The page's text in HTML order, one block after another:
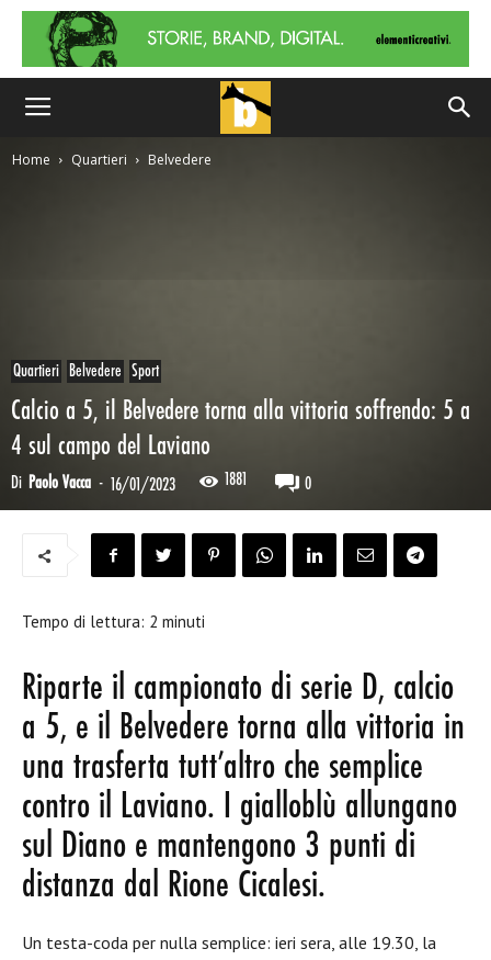
Home Quartieri Belvedere
Quartieri Belvedere Sport
Calcio a 5, il Belvedere torna alla vittoria soffrendo: 5 a
4 sul campo del Laviano
Di Paolo Vacca - 16/01/2023 1881 0
Tempo di lettura: 2 minuti
Riparte il campionato di serie D, calcio
a 5, e il Belvedere torna alla vittoria in
una trasferta tutt’altro che semplice
contro il Laviano. I gialloblù allungano
sul Diano e mantengono 3 punti di
distanza dal Rione Cicalesi.
Un testa-coda per nulla semplice: ieri sera, alle 19.30, la